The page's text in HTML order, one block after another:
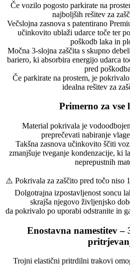
Če vozilo pogosto parkirate na
najboljših rešitev za
Večslojna zasnova s patentirano
učinkovito ublaži udarce toče ter
poškodb laka in
Močna 3-slojna zaščita s skupno
bariero, ki absorbira energijo udarca
pred
Če parkirate na prostem, je
idealna rešitev za
Primerno za vse
Material pokrivala je
preprečevati nabiranje
Takšna zasnova učinkovito ščiti
zmanjšuje tveganje kondenzacije, ki
neprepustnih
⚠️ Pokrivala za zaščito pred točo niso
Dolgotrajna izpostavljenost soncu
skrajša njegovo življenjsko
da pokrivalo po uporabi odstranite in
Enostavna namestitev –
Trojni elastični pritrdilni trakovi